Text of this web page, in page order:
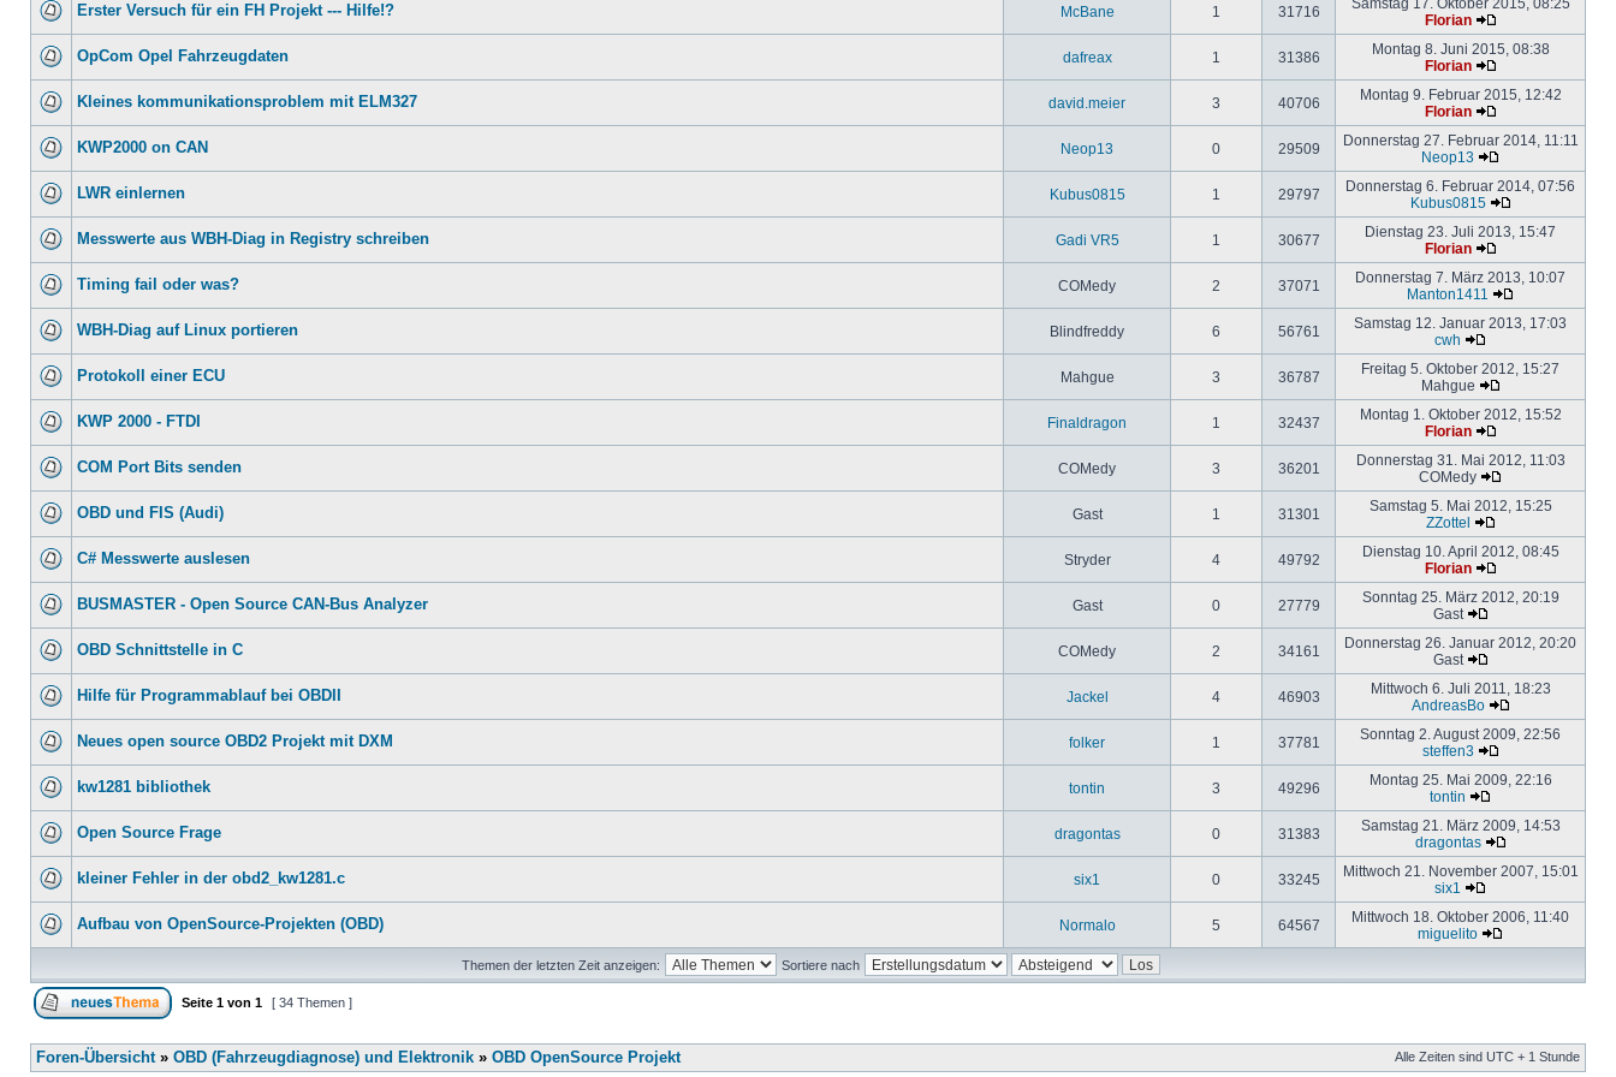
Erster Versuch für ein FH Projekt --- Hilfe!? McBane 1 31716
Florian
OpCom Opel Fahrzeugdaten dafreax 1 31386
Montag 8. Juni 2015, 08:38
Florian
Kleines kommunikationsproblem mit ELM327 david.meier 3 40706
Montag 9. Februar 2015, 12:42
Florian
KWP2000 on CAN Neop13 0 29509
Donnerstag 27. Februar 2014, 11:11
Neop13
LWR einlernen Kubus0815 1 29797
Donnerstag 6. Februar 2014, 07:56
Kubus0815
Messwerte aus WBH-Diag in Registry schreiben Gadi VR5 1 30677
Dienstag 23. Juli 2013, 15:47
Florian
Timing fail oder was? COMedy 2 37071
Donnerstag 7. März 2013, 10:07
Manton1411
WBH-Diag auf Linux portieren Blindfreddy 6 56761
Samstag 12. Januar 2013, 17:03
cwh
Protokoll einer ECU Mahgue 3 36787
Freitag 5. Oktober 2012, 15:27
Mahgue
KWP 2000 - FTDI Finaldragon 1 32437
Montag 1. Oktober 2012, 15:52
Florian
COM Port Bits senden COMedy 3 36201
Donnerstag 31. Mai 2012, 11:03
COMedy
OBD und FIS (Audi) Gast 1 31301
Samstag 5. Mai 2012, 15:25
ZZottel
C# Messwerte auslesen Stryder 4 49792
Dienstag 10. April 2012, 08:45
Florian
BUSMASTER - Open Source CAN-Bus Analyzer Gast 0 27779
Sonntag 25. März 2012, 20:19
Gast
OBD Schnittstelle in C COMedy 2 34161
Donnerstag 26. Januar 2012, 20:20
Gast
Hilfe für Programmablauf bei OBDII Jackel 4 46903
Mittwoch 6. Juli 2011, 18:23
AndreasBo
Neues open source OBD2 Projekt mit DXM folker 1 37781
Sonntag 2. August 2009, 22:56
steffen3
kw1281 bibliothek tontin 3 49296
Montag 25. Mai 2009, 22:16
tontin
Open Source Frage dragontas 0 31383
Samstag 21. März 2009, 14:53
dragontas
kleiner Fehler in der obd2_kw1281.c six1 0 33245
Mittwoch 21. November 2007, 15:01
six1
Aufbau von OpenSource-Projekten (OBD) Normalo 5 64567
Mittwoch 18. Oktober 2006, 11:40
miguelito
Themen der letzten Zeit anzeigen: Sortiere nach
Seite 1 von 1 [ 34 Themen ]
Foren-Übersicht» OBD (Fahrzeugdiagnose) und Elektronik » OBD OpenSource Projekt Alle Zeiten sind UTC + 1 Stunde